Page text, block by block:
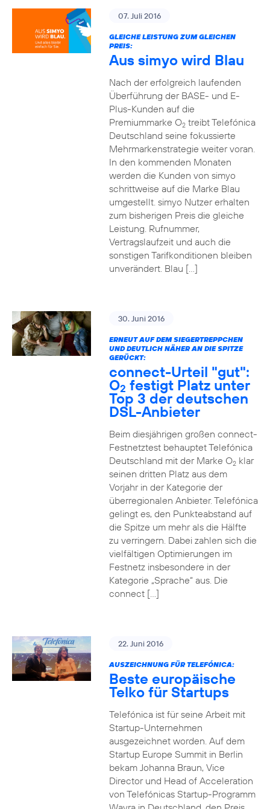
07. Juli 2016
GLEICHE LEISTUNG ZUM GLEICHEN
PREIS:
Aus simyo wird Blau
Nach der erfolgreich laufenden
Überführung der BASE- und E-
Plus-Kunden auf die
Premiummarke O2treibt Telefónica
Deutschland seine fokussierte
Mehrmarkenstrategie weiter voran.
In den kommenden Monaten
werden die Kunden von simyo
schrittweise auf die Marke Blau
umgestellt. simyo Nutzer erhalten
zum bisherigen Preis die gleiche
Leistung. Rufnummer,
Vertragslaufzeit und auch die
sonstigen Tarifkonditionen bleiben
unverändert. Blau […]
30. Juni 2016
ERNEUT AUF DEM SIEGERTREPPCHEN
UND DEUTLICH NÄHER AN DIE SPITZE
GERÜCKT:
connect-Urteil "gut":
O2 festigt Platz unter
Top 3 der deutschen
DSL-Anbieter
Beim diesjährigen großen connect-
Festnetztest behauptet Telefónica
Deutschland mit der Marke O2klar
seinen dritten Platz aus dem
Vorjahr in der Kategorie der
überregionalen Anbieter. Telefónica
gelingt es, den Punkteabstand auf
die Spitze um mehr als die Hälfte
zu verringern. Dabei zahlen sich die
vielfältigen Optimierungen im
Festnetz insbesondere in der
Kategorie „Sprache“ aus. Die
connect […]
22. Juni 2016
AUSZEICHNUNG FÜR TELEFÓNICA:
Beste europäische
Telko für Startups
Telefónica ist für seine Arbeit mit
Startup-Unternehmen
ausgezeichnet worden. Auf dem
Startup Europe Summit in Berlin
bekam Johanna Braun, Vice
Director und Head of Acceleration
von Telefónicas Startup-Programm